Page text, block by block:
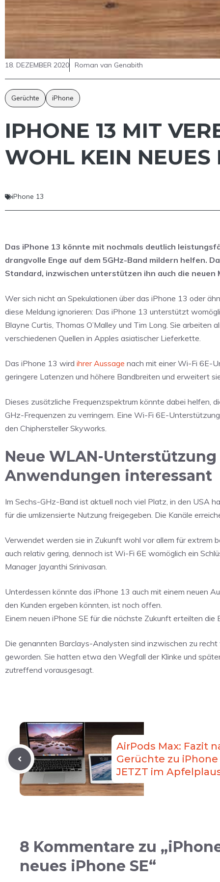
18. DEZEMBER 2020 Roman van Genabith
Gerüchte iPhone
IPHONE 13 MIT
WOHL KEIN NEUES
iPhone 13
Das iPhone 13 könnte mit nochmals deutlich
drangvolle Enge auf dem 5GHz-Band mildern helfen.
Standard, inzwischen unterstützen ihn auch die neuen
Wer sich nicht an Spekulationen über das iPhone 13 oder
diese Meldung ignorieren: Das iPhone 13 unterstützt
Blayne Curtis, Thomas O’Malley und Tim Long. Sie
verschiedenen Quellen in Apples asiatischer Lieferkette.
Das iPhone 13 wird ihrer Aussage nach mit einer Wi-Fi 6E-
geringere Latenzen und höhere Bandbreiten und erweitert
Dieses zusätzliche Frequenzspektrum könnte dabei helfen,
GHz-Frequenzen zu verringern. Eine Wi-Fi 6E-
den Chiphersteller Skyworks.
Neue WLAN-
Anwendungen interessant
Im Sechs-GHz-Band ist aktuell noch viel Platz, in den USA
für die umlizensierte Nutzung freigegeben. Die Kanäle
Verwendet werden sie in Zukunft wohl vor allem für extrem
auch relativ gering, dennoch ist Wi-Fi 6E womöglich ein
Manager Jayanthi Srinivasan.
Unterdessen könnte das iPhone 13 auch mit einem neuen
den Kunden ergeben könnten, ist noch offen.
Einem neuen iPhone SE für die nächste Zukunft erteilten die
Die genannten Barclays-Analysten sind inzwischen zu
geworden. Sie hatten etwa den Wegfall der Klinke und
zutreffend vorausgesagt.
AirPods Max: Fazit
Gerüchte zu iPhone
JETZT im
8 Kommentare zu
neues iPhone SE“